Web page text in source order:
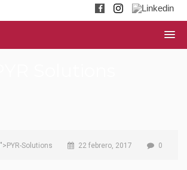
">PYR-Solutions 22 febrero, 2017 0